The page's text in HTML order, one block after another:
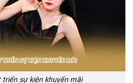
triển sự kiện khuyến mãi